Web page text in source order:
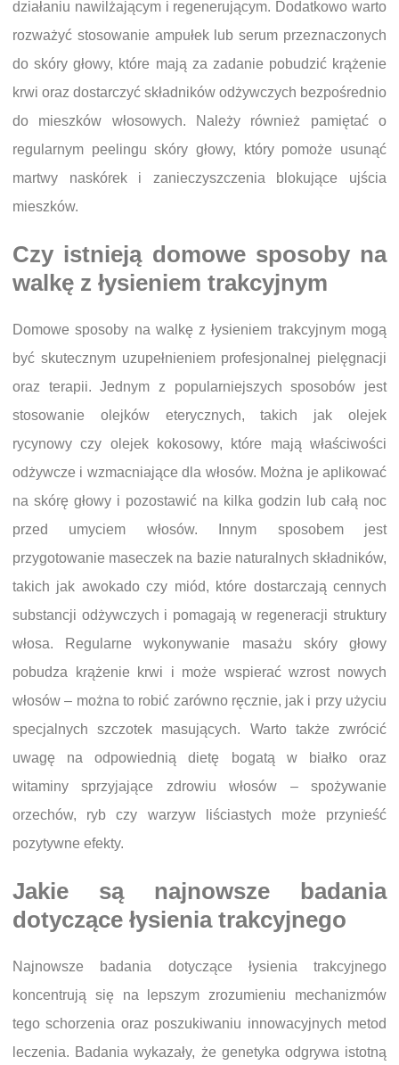
działaniu nawilżającym i regenerującym. Dodatkowo warto
rozważyć stosowanie ampułek lub serum przeznaczonych
do skóry głowy, które mają za zadanie pobudzić krążenie
krwi oraz dostarczyć składników odżywczych bezpośrednio
do mieszków włosowych. Należy również pamiętać o
regularnym peelingu skóry głowy, który pomoże usunąć
martwy naskórek i zanieczyszczenia blokujące ujścia
mieszków.
Czy istnieją domowe sposoby na
walkę z łysieniem trakcyjnym
Domowe sposoby na walkę z łysieniem trakcyjnym mogą
być skutecznym uzupełnieniem profesjonalnej pielęgnacji
oraz terapii. Jednym z popularniejszych sposobów jest
stosowanie olejków eterycznych, takich jak olejek
rycynowy czy olejek kokosowy, które mają właściwości
odżywcze i wzmacniające dla włosów. Można je aplikować
na skórę głowy i pozostawić na kilka godzin lub całą noc
przed umyciem włosów. Innym sposobem jest
przygotowanie maseczek na bazie naturalnych składników,
takich jak awokado czy miód, które dostarczają cennych
substancji odżywczych i pomagają w regeneracji struktury
włosa. Regularne wykonywanie masażu skóry głowy
pobudza krążenie krwi i może wspierać wzrost nowych
włosów – można to robić zarówno ręcznie, jak i przy użyciu
specjalnych szczotek masujących. Warto także zwrócić
uwagę na odpowiednią dietę bogatą w białko oraz
witaminy sprzyjające zdrowiu włosów – spożywanie
orzechów, ryb czy warzyw liściastych może przynieść
pozytywne efekty.
Jakie są najnowsze badania
dotyczące łysienia trakcyjnego
Najnowsze badania dotyczące łysienia trakcyjnego
koncentrują się na lepszym zrozumieniu mechanizmów
tego schorzenia oraz poszukiwaniu innowacyjnych metod
leczenia. Badania wykazały, że genetyka odgrywa istotną